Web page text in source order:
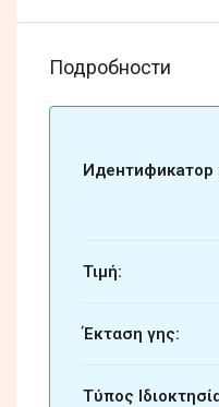
Подробности
Τιμή:
Έκταση γης:
Τύπος